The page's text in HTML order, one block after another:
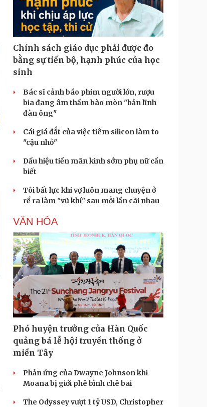
Chính sách giáo dục phải được đo
bằng sự tiến bộ, hạnh phúc của học
sinh
Bác sĩ cảnh báo phim người lớn, rượu
bia đang âm thầm bào mòn "bản lĩnh
đàn ông"
Cái giá đắt của việc tiêm silicon làm to
"cậu nhỏ"
Dấu hiệu tiền mãn kinh sớm phụ nữ cần
biết
Tôi bất lực khi vợ luôn mang chuyện ở
rể ra làm "vũ khí" sau mỗi lần cãi nhau
VĂN HÓA
Phó huyện trưởng của Hàn Quốc
quảng bá lễ hội truyền thống ở
miền Tây
Phản ứng của Dwayne Johnson khi
Moana bị giới phê bình chê bai
The Odyssey vượt 1 tỷ USD, Christopher